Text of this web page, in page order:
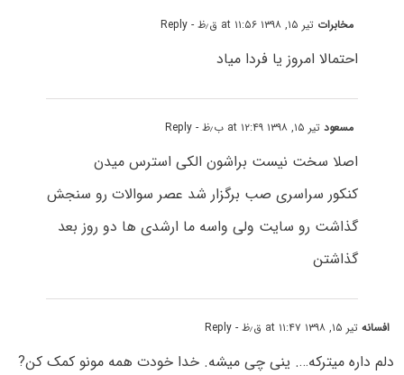
مخابرات تیر ۱۵, ۱۳۹۸ at ۱۱:۵۶ ق٫ظ - Reply
احتمالا امروز یا فردا میاد
مسعودتیر ۱۵, ۱۳۹۸ at ۱۲:۴۹ ب٫ظ - Reply
اصلا سخت نیست براشون الکی استرس میدن
کنکور سراسری صب برگزار شد عصر سوالات رو سنجش
گذاشت رو سایت ولی واسه ما ارشدی ها دو روز بعد
گذاشتن
افسانهتیر ۱۵, ۱۳۹۸ at ۱۱:۴۷ ق٫ظ - Reply
دلم داره میترکه…. ینی چی میشه. خدا خودت همه مونو کمک کن?